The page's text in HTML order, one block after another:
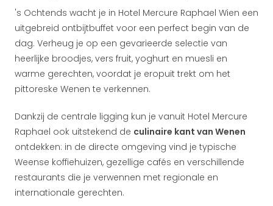
's Ochtends wacht je in Hotel Mercure Raphael Wien een
uitgebreid ontbijtbuffet voor een perfect begin van de
dag. Verheug je op een gevarieerde selectie van
heerlijke broodjes, vers fruit, yoghurt en muesli en
warme gerechten, voordat je eropuit trekt om het
pittoreske Wenen te verkennen.
Dankzij de centrale ligging kun je vanuit Hotel Mercure
Raphael ook uitstekend de culinaire kant van Wenen
ontdekken: in de directe omgeving vind je typische
Weense koffiehuizen, gezellige cafés en verschillende
restaurants die je verwennen met regionale en
internationale gerechten.